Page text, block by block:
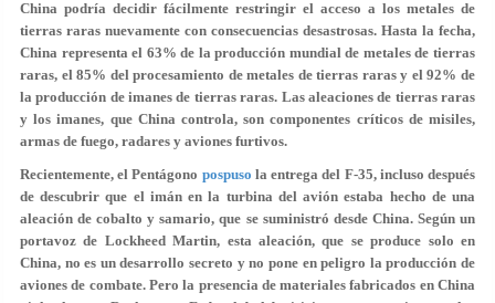
China podría decidir fácilmente restringir el acceso a los metales de
tierras raras nuevamente con consecuencias desastrosas. Hasta la fecha,
China representa el 63% de la producción mundial de metales de tierras
raras, el 85% del procesamiento de metales de tierras raras y el 92% de
la producción de imanes de tierras raras. Las aleaciones de tierras raras
y los imanes, que China controla, son componentes críticos de misiles,
armas de fuego, radares y aviones furtivos.
Recientemente, el Pentágono pospuso la entrega del F-35, incluso después
de descubrir que el imán en la turbina del avión estaba hecho de una
aleación de cobalto y samario, que se suministró desde China. Según un
portavoz de Lockheed Martin, esta aleación, que se produce solo en
China, no es un desarrollo secreto y no pone en peligro la producción de
aviones de combate. Pero la presencia de materiales fabricados en China